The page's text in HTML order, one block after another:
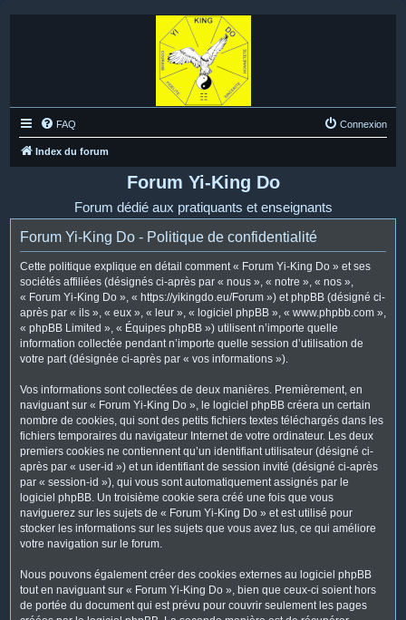
FAQ Connexion
Index du forum
Forum Yi-King Do
Forum dédié aux pratiquants et enseignants
Forum Yi-King Do - Politique de confidentialité
Cette politique explique en détail comment « Forum Yi-King Do » et ses
sociétés affiliées (désignés ci-après par « nous », « notre », « nos »,
« Forum Yi-King Do », « https://yikingdo.eu/Forum ») et phpBB (désigné ci-
après par « ils », « eux », « leur », « logiciel phpBB », « www.phpbb.com »,
« phpBB Limited », « Équipes phpBB ») utilisent n’importe quelle
information collectée pendant n’importe quelle session d’utilisation de
votre part (désignée ci-après par « vos informations »).
Vos informations sont collectées de deux manières. Premièrement, en
naviguant sur « Forum Yi-King Do », le logiciel phpBB créera un certain
nombre de cookies, qui sont des petits fichiers textes téléchargés dans les
fichiers temporaires du navigateur Internet de votre ordinateur. Les deux
premiers cookies ne contiennent qu’un identifiant utilisateur (désigné ci-
après par « user-id ») et un identifiant de session invité (désigné ci-après
par « session-id »), qui vous sont automatiquement assignés par le
logiciel phpBB. Un troisième cookie sera créé une fois que vous
naviguerez sur les sujets de « Forum Yi-King Do » et est utilisé pour
stocker les informations sur les sujets que vous avez lus, ce qui améliore
votre navigation sur le forum.
Nous pouvons également créer des cookies externes au logiciel phpBB
tout en naviguant sur « Forum Yi-King Do », bien que ceux-ci soient hors
de portée du document qui est prévu pour couvrir seulement les pages